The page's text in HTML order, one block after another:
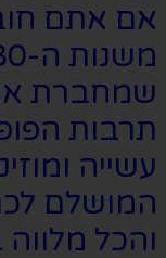
אם אתם
שמחברת
תרבות
עשייה
המושלם
והכל